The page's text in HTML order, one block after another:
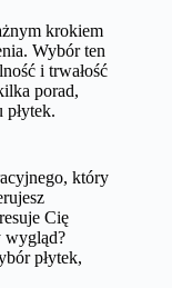
krokiem
Wybór ten
i trwałość
porad,
który
Cię
wygląd?
płytek,